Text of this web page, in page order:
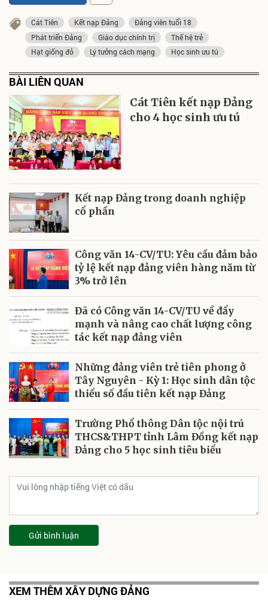
Cát Tiên Kết nạp Đảng
Đảng viên tuổi 18
Phát triển Đảng
Giáo dục chính trị
Thế hệ trẻ
Hạt giống đỏ
Lý tưởng cách mạng Học sinh ưu tú
BÀI LIÊN QUAN
Cát Tiên kết nạp Đảng
cho 4 học sinh ưu tú
Kết nạp Đảng trong doanh nghiệp
cổ phần
Công văn 14-CV/TU: Yêu cầu đảm bảo
tỷ lệ kết nạp đảng viên hàng năm từ
3% trở lên
Đã có Công văn 14-CV/TU về đẩy
mạnh và nâng cao chất lượng công
tác kết nạp đảng viên
Những đảng viên trẻ tiên phong ở
Tây Nguyên - Kỳ 1: Học sinh dân tộc
thiểu số đầu tiên kết nạp Đảng
Trường Phổ thông Dân tộc nội trú
THCS&THPT tỉnh Lâm Đồng kết nạp
Đảng cho 5 học sinh tiêu biểu
Gửi bình luận
XEM THÊM XÂY DỰNG ĐẢNG